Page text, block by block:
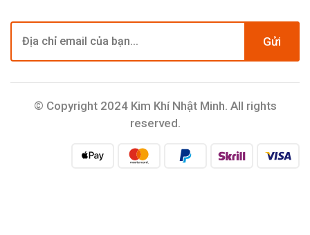
Gửi
© Copyright 2024 Kim Khí Nhật Minh. All rights
reserved.